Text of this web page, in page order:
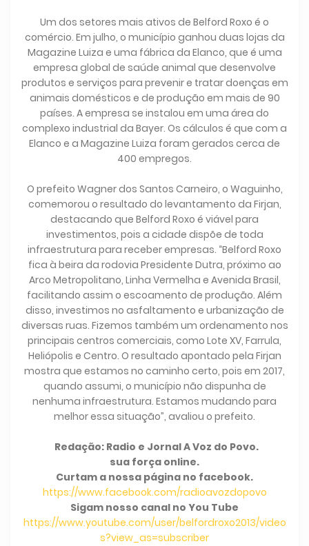
Um dos setores mais ativos de Belford Roxo é o
comércio. Em julho, o município ganhou duas lojas da
Magazine Luiza e uma fábrica da Elanco, que é uma
empresa global de saúde animal que desenvolve
produtos e serviços para prevenir e tratar doenças em
animais domésticos e de produção em mais de 90
países. A empresa se instalou em uma área do
complexo industrial da Bayer. Os cálculos é que com a
Elanco e a Magazine Luiza foram gerados cerca de
400 empregos.
O prefeito Wagner dos Santos Carneiro, o Waguinho,
comemorou o resultado do levantamento da Firjan,
destacando que Belford Roxo é viável para
investimentos, pois a cidade dispõe de toda
infraestrutura para receber empresas. “Belford Roxo
fica à beira da rodovia Presidente Dutra, próximo ao
Arco Metropolitano, Linha Vermelha e Avenida Brasil,
facilitando assim o escoamento de produção. Além
disso, investimos no asfaltamento e urbanização de
diversas ruas. Fizemos também um ordenamento nos
principais centros comerciais, como Lote XV, Farrula,
Heliópolis e Centro. O resultado apontado pela Firjan
mostra que estamos no caminho certo, pois em 2017,
quando assumi, o município não dispunha de
nenhuma infraestrutura. Estamos mudando para
melhor essa situação”, avaliou o prefeito.
Redação: Radio e Jornal A Voz do Povo.
sua força online.
Curtam a nossa página no facebook.
https://www.facebook.com/radioavozdopovo
Sigam nosso canal no You Tube
https://www.youtube.com/user/belfordroxo2013/video
s?view_as=subscriber